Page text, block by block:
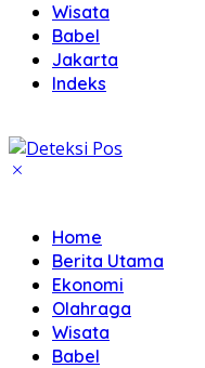
Wisata
Babel
Jakarta
Indeks
Home
Berita Utama
Ekonomi
Olahraga
Wisata
Babel